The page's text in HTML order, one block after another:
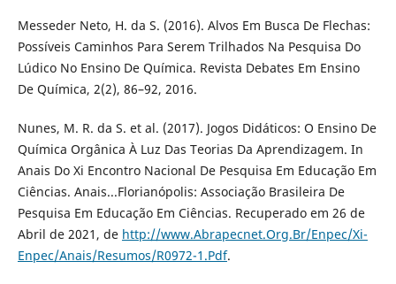
Messeder Neto, H. da S. (2016). Alvos Em Busca De Flechas:
Possíveis Caminhos Para Serem Trilhados Na Pesquisa Do
Lúdico No Ensino De Química. Revista Debates Em Ensino
De Química, 2(2), 86–92, 2016.
Nunes, M. R. da S. et al. (2017). Jogos Didáticos: O Ensino De
Química Orgânica À Luz Das Teorias Da Aprendizagem. In
Anais Do Xi Encontro Nacional De Pesquisa Em Educação Em
Ciências. Anais...Florianópolis: Associação Brasileira De
Pesquisa Em Educação Em Ciências. Recuperado em 26 de
Abril de 2021, de http://www.Abrapecnet.Org.Br/Enpec/Xi-
Enpec/Anais/Resumos/R0972-1.Pdf.